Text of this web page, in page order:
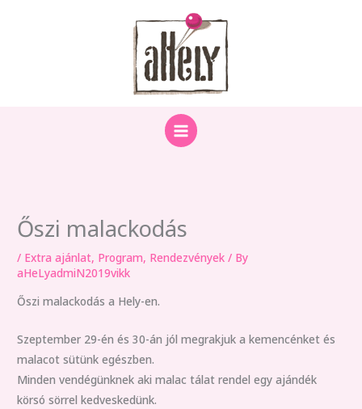
Őszi malackodás
/ Extra ajánlat, Program, Rendezvények / By
aHeLyadmiN2019vikk
Őszi malackodás a Hely-en.
Szeptember 29-én és 30-án jól megrakjuk a kemencénket és
malacot sütünk egészben.
Minden vendégünknek aki malac tálat rendel egy ajándék
körsó sörrel kedveskedünk.